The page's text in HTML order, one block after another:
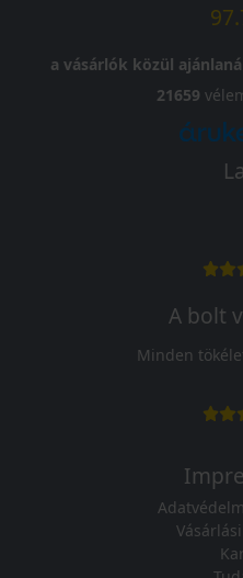
a vásárlók közül
21659
A bolt
Minden